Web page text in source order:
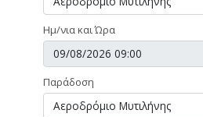
Ημ/νια και Ώρα
Παράδοση